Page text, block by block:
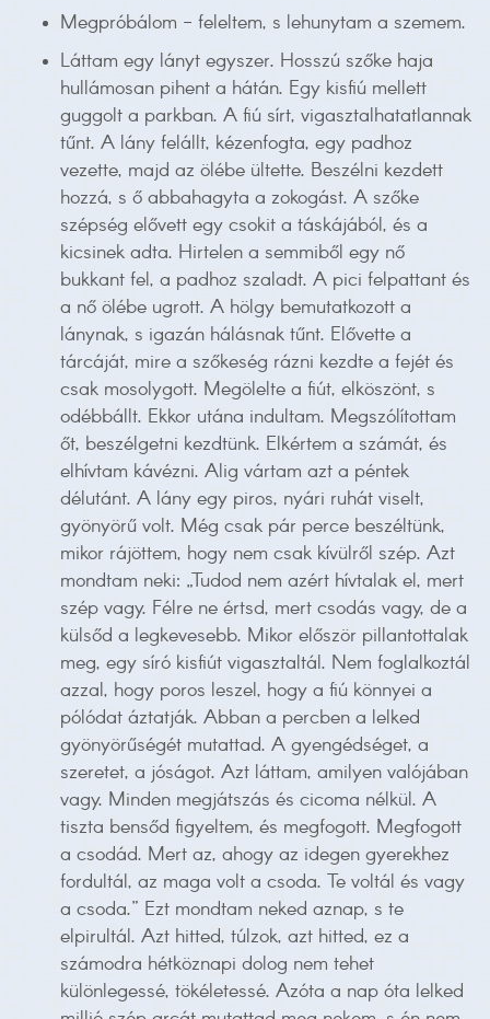
Megpróbálom - feleltem, s lehunytam a szemem.
Láttam egy lányt egyszer. Hosszú szőke haja
hullámosan pihent a hátán. Egy kisfiú mellett
guggolt a parkban. A fiú sírt, vigasztalhatatlannak
tűnt. A lány felállt, kézenfogta, egy padhoz
vezette, majd az ölébe ültette. Beszélni kezdett
hozzá, s ő abbahagyta a zokogást. A szőke
szépség elővett egy csokit a táskájából, és a
kicsinek adta. Hirtelen a semmiből egy nő
bukkant fel, a padhoz szaladt. A pici felpattant és
a nő ölébe ugrott. A hölgy bemutatkozott a
lánynak, s igazán hálásnak tűnt. Elővette a
tárcáját, mire a szőkeség rázni kezdte a fejét és
csak mosolygott. Megölelte a fiút, elköszönt, s
odébbállt. Ekkor utána indultam. Megszólítottam
őt, beszélgetni kezdtünk. Elkértem a számát, és
elhívtam kávézni. Alig vártam azt a péntek
délutánt. A lány egy piros, nyári ruhát viselt,
gyönyörű volt. Még csak pár perce beszéltünk,
mikor rájöttem, hogy nem csak kívülről szép. Azt
mondtam neki: „Tudod nem azért hívtalak el, mert
szép vagy. Félre ne értsd, mert csodás vagy, de a
külsőd a legkevesebb. Mikor először pillantottalak
meg, egy síró kisfiút vigasztaltál. Nem foglalkoztál
azzal, hogy poros leszel, hogy a fiú könnyei a
pólódat áztatják. Abban a percben a lelked
gyönyörűségét mutattad. A gyengédséget, a
szeretet, a jóságot. Azt láttam, amilyen valójában
vagy. Minden megjátszás és cicoma nélkül. A
tiszta bensőd figyeltem, és megfogott. Megfogott
a csodád. Mert az, ahogy az idegen gyerekhez
fordultál, az maga volt a csoda. Te voltál és vagy
a csoda.” Ezt mondtam neked aznap, s te
elpirultál. Azt hitted, túlzok, azt hitted, ez a
számodra hétköznapi dolog nem tehet
különlegessé, tökéletessé. Azóta a nap óta lelked